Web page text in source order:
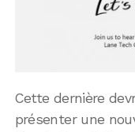
Cette dernière
présenter une